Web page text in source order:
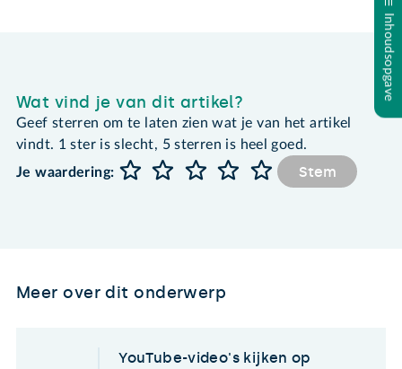
Inhoudsopgave
Wat vind je van dit artikel?
Geef sterren om te laten zien wat je van het artikel
vindt. 1 ster is slecht, 5 sterren is heel goed.
Je waardering:
Stem
Meer over dit onderwerp
YouTube-video's kijken op